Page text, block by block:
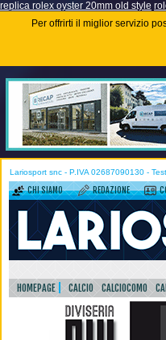
replica rolex oyster 20mm old style
Per offrirti il miglior servizio
Lariosport snc - P.IVA 02687090130 -
CHI SIAMO REDAZIONE
HOMEPAGE CALCIO CALCIOCOMO